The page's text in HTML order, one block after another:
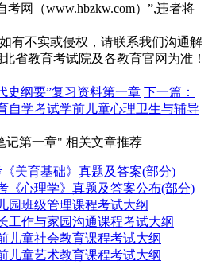
考网（www.hbzkw.com）”,违者将
有不实或侵权，请联系我们沟通解
省教育考试院及各教育官网为准！
史纲要”复习资料第一章 下一篇：
自学考试学前儿童心理卫生与辅导
记第一章" 相关文章推荐
《美育基础》真题及答案(部分)
《心理学》真题及答案公布(部分)
园班级管理课程考试大纲
工作与家园沟通课程考试大纲
儿童社会教育课程考试大纲
儿童艺术教育课程考试大纲